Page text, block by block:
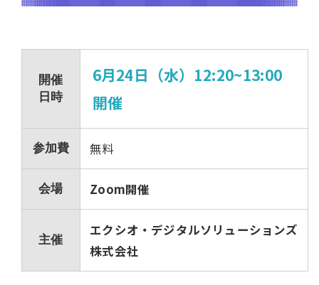
開催
日時
6月24日（水）12:20~13:00
開催
参加費 無料
会場 Zoom開催
主催
エクシオ・デジタルソリューションズ
株式会社